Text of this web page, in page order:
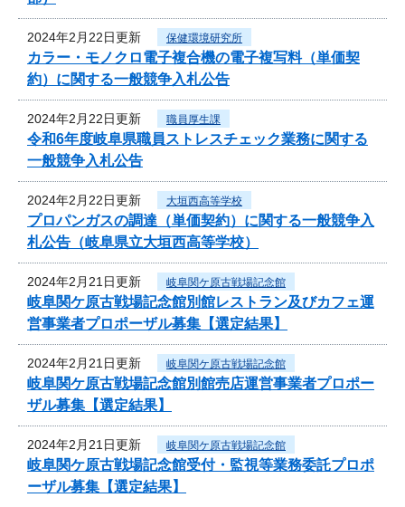
2024年2月22日更新 保健環境研究所
カラー・モノクロ電子複合機の電子複写料（単価契
約）に関する一般競争入札公告
2024年2月22日更新 職員厚生課
令和6年度岐阜県職員ストレスチェック業務に関する
一般競争入札公告
2024年2月22日更新 大垣西高等学校
プロパンガスの調達（単価契約）に関する一般競争入
札公告（岐阜県立大垣西高等学校）
2024年2月21日更新 岐阜関ケ原古戦場記念館
岐阜関ケ原古戦場記念館別館レストラン及びカフェ運
営事業者プロポーザル募集【選定結果】
2024年2月21日更新 岐阜関ケ原古戦場記念館
岐阜関ケ原古戦場記念館別館売店運営事業者プロポー
ザル募集【選定結果】
2024年2月21日更新 岐阜関ケ原古戦場記念館
岐阜関ケ原古戦場記念館受付・監視等業務委託プロポ
ーザル募集【選定結果】